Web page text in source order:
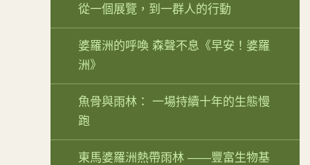
從一個展覽，到一群人的行動
婆羅洲的呼喚 森聲不息《早安！婆羅
洲》
魚骨與雨林： 一場持續十年的生態慢
跑
東馬婆羅洲熱帶雨林 ——豐富生物基